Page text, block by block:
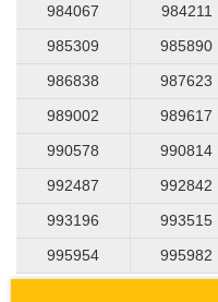
984067
984211
985309
985890
986838
987623
989002
989617
990578
990814
992487
992842
993196
993515
995954
995982